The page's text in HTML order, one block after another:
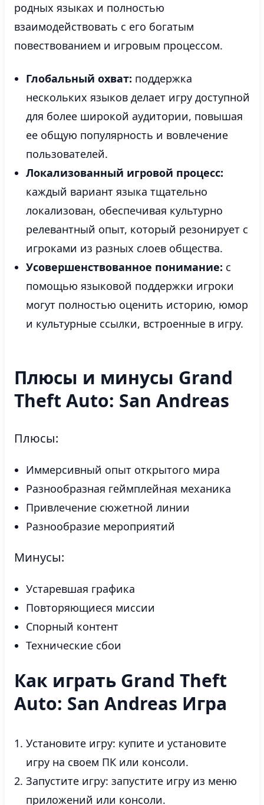
родных языках и полностью
взаимодействовать с его богатым
повествованием и игровым процессом.
Глобальный охват: поддержка
нескольких языков делает игру доступной
для более широкой аудитории, повышая
ее общую популярность и вовлечение
пользователей.
Локализованный игровой процесс:
каждый вариант языка тщательно
локализован, обеспечивая культурно
релевантный опыт, который резонирует с
игроками из разных слоев общества.
Усовершенствованное понимание: с
помощью языковой поддержки игроки
могут полностью оценить историю, юмор
и культурные ссылки, встроенные в игру.
Плюсы и минусы Grand
Theft Auto: San Andreas
Плюсы:
Иммерсивный опыт открытого мира
Разнообразная геймплейная механика
Привлечение сюжетной линии
Разнообразие мероприятий
Минусы:
Устаревшая графика
Повторяющиеся миссии
Спорный контент
Технические сбои
Как играть Grand Theft
Auto: San Andreas Игра
Установите игру: купите и установите
игру на своем ПК или консоли.
Запустите игру: запустите игру из меню
приложений или консоли.